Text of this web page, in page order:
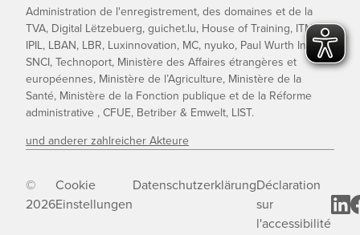
Administration de l'enregistrement, des domaines et de la
TVA, Digital Lëtzebuerg, guichet.lu, House of Training, ITM,
IPIL, LBAN, LBR, Luxinnovation, MC, nyuko, Paul Wurth InCub,
SNCI, Technoport, Ministère des Affaires étrangères et
européennes, Ministère de l’Agriculture, Ministère de la
Santé, Ministère de la Fonction publique et de la Réforme
administrative , CFUE, Betriber & Emwelt, LIST.
und anderer zahlreicher Akteure
©
2026
Cookie
Einstellungen
DatenschutzerklärungDéclaration
sur
l'accessibilité